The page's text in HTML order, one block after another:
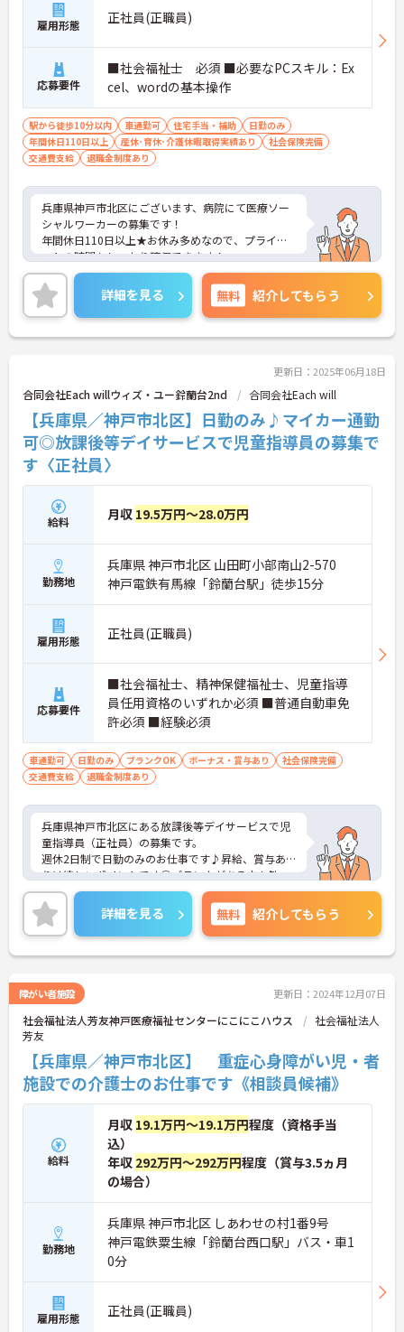
雇用形態 正社員(正職員)
応募要件
■社会福祉士 必須 ■必要なPCスキル：Ex
cel、wordの基本操作
駅から徒歩10分以内 車通勤可 住宅手当・補助
日勤のみ
年間休日110日以上
産休･育休･介護休暇取得実績あり
社会保険完備
交通費支給
退職金制度あり
兵庫県神戸市北区にございます、病院にて医療ソー
シャルワーカーの募集です！
年間休日110日以上★お休み多めなので、プライベ
ートの時間もしっかり確保できます！
マイカー通勤OKなので、通勤も楽々です♪
また、住宅手当など、各種手当も充実しております
ので、長期的に就業頂きやすい環境です。
ご興味のある方は、マイナビ介護職までお問い合わ
せください。
詳細を見る 無料 紹介してもらう
更新日：2025年06月18日
合同会社Each willウィズ・ユー鈴蘭台2nd 合同会社Each will
【兵庫県／神戸市北区】日勤のみ♪マイカー通勤
可◎放課後等デイサービスで児童指導員の募集で
す〈正社員〉
給料 月収 19.5万円～28.0万円
勤務地
兵庫県 神戸市北区 山田町小部南山2-570
神戸電鉄有馬線「鈴蘭台駅」徒歩15分
雇用形態 正社員(正職員)
応募要件
■社会福祉士、精神保健福祉士、児童指導
員任用資格のいずれか必須 ■普通自動車免
許必須 ■経験必須
車通勤可 日勤のみ ブランクOK ボーナス・賞与あり
社会保険完備
交通費支給
退職金制度あり
兵庫県神戸市北区にある放課後等デイサービスで児
童指導員（正社員）の募集です。
週休2日制で日勤のみのお仕事です♪昇給、賞与あ
りは嬉しいポイントです◎ブランクがある方も歓
迎！研修制度もあるため安心して働くことができる
環境ですよ！
こちらの求人にご興味がございましたら面接のポイ
ントもお伝えしますので是非ご応募お待ちしており
ます。
詳細を見る 無料 紹介してもらう
障がい者施設 更新日：2024年12月07日
社会福祉法人芳友神戸医療福祉センターにこにこハウス
社会福祉法人
芳友
【兵庫県／神戸市北区】 重症心身障がい児・者
施設での介護士のお仕事です《相談員候補》
給料
月収 19.1万円～19.1万円程度（資格手当
込）
年収 292万円～292万円程度（賞与3.5ヵ月
の場合）
勤務地
兵庫県 神戸市北区 しあわせの村1番9号
神戸電鉄粟生線「鈴蘭台西口駅」バス・車1
0分
雇用形態 正社員(正職員)